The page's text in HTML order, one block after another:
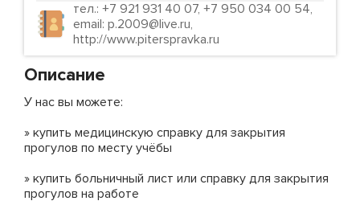
тел.: +7 921 931 40 07, +7 950 034 00 54,
email: p.2009@live.ru,
http://www.piterspravka.ru
Описание
У нас вы можете:
» купить медицинскую справку для закрытия
прогулов по месту учёбы
» купить больничный лист или справку для закрытия
прогулов на работе